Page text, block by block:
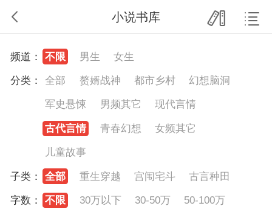
小说书库
频道： 不限 男生
女生
分类：
全部 赘婿战神 都市乡村
幻想脑洞
军史悬悚
男频其它
现代言情
古代言情
青春幻想
女频其它
儿童故事
子类：
全部 重生穿越 宫闱宅斗
古言种田
字数：
不限 30万以下 30-50万
50-100万